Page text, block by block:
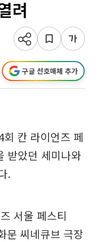
려
구글 선호매체 추가
칸 라이언즈 페
받았던 세미나와
.
서울 페스티
문 씨네큐브 극장